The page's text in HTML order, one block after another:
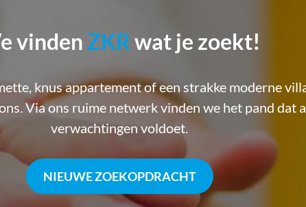
vinden ZKRwat je zoekt!
knus appartement of een strakke moderne
Via ons ruime netwerk vinden we het pand dat
verwachtingen voldoet.
NIEUWE ZOEKOPDRACHT